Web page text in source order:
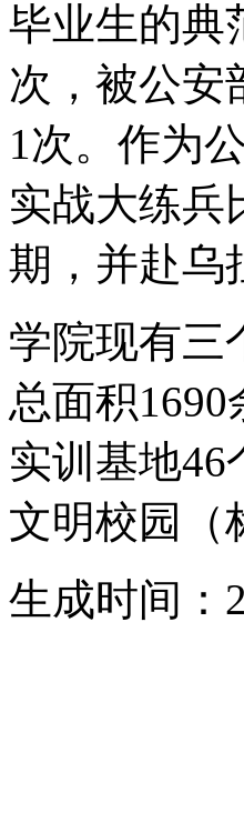
毕业生的典
次，被公安
1次。作为
实战大练兵
期，并赴乌
学院现有三
总面积
实训基地46
文明校园（
生成时间：